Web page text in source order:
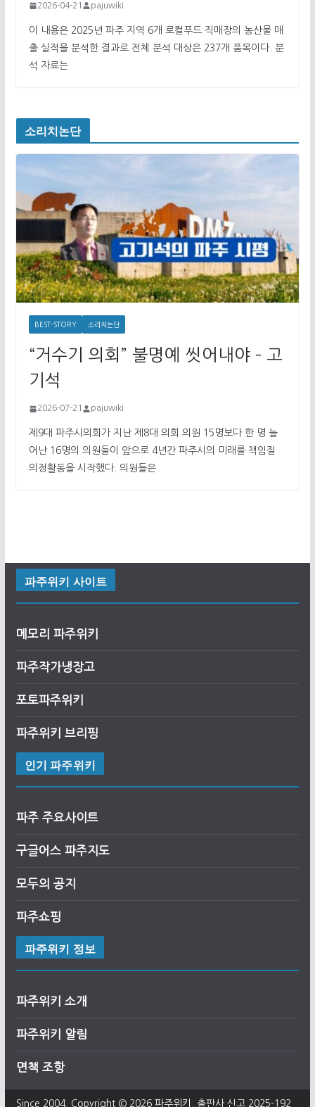
2026-04-21 pajuwiki
이 내용은 2025년 파주 지역 6개 로컬푸드 직매장의 농산물 매
출 실적을 분석한 결과로 전체 분석 대상은 237개 품목이다. 분
석 자료는
소리치논단
BEST-STORY 소리치논단
“거수기 의회” 불명예 씻어내야 – 고
기석
2026-07-21 pajuwiki
제9대 파주시의회가 지난 제8대 의회 의원 15명보다 한 명 늘
어난 16명의 의원들이 앞으로 4년간 파주시의 미래를 책임질
의정활동을 시작했다. 의원들은
파주위키 사이트
메모리 파주위키
파주작가냉장고
포토파주위키
파주위키 브리핑
인기 파주위키
파주 주요사이트
구글어스 파주지도
모두의 공지
파주쇼핑
파주위키 정보
파주위키 소개
파주위키 알림
면책 조항
Since 2004. Copyright © 2026 파주위키 . 출판사 신고 2025-192